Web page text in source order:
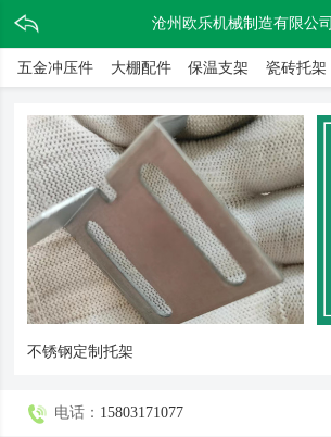
沧州欧乐机械制造有限公司
五金冲压件 大棚配件 保温支架 瓷砖托架
不锈钢定制托架
电话： 15803171077